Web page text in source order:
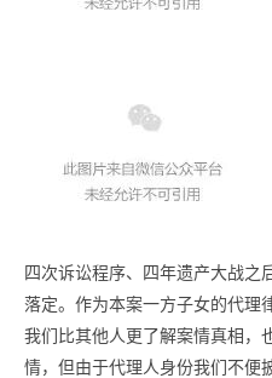
四次诉讼程序、四年遗产大战之
落定。作为本案一方子女的代理
我们比其他人更了解案情真相，
情，但由于代理人身份我们不便